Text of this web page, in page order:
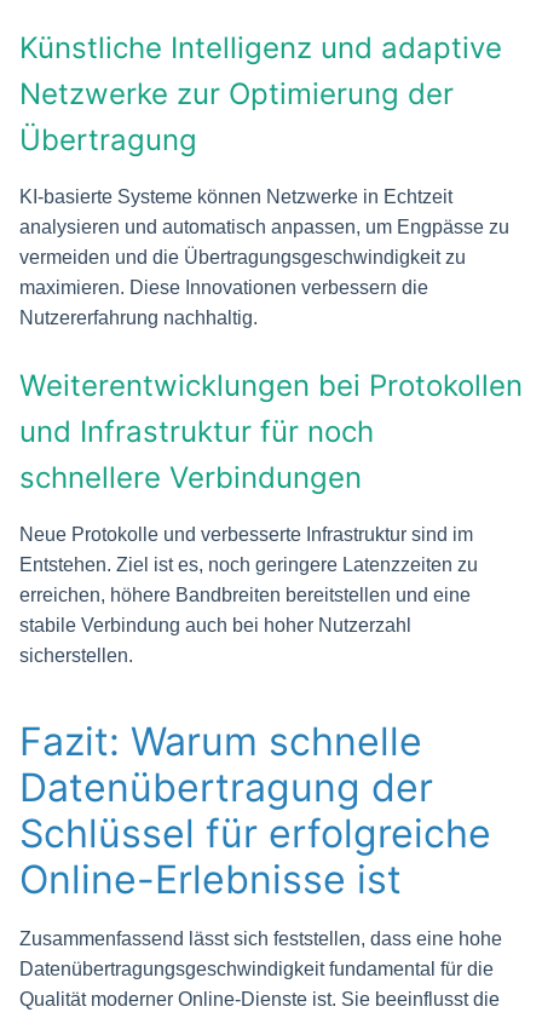
Künstliche Intelligenz und adaptive
Netzwerke zur Optimierung der
Übertragung
KI-basierte Systeme können Netzwerke in Echtzeit
analysieren und automatisch anpassen, um Engpässe zu
vermeiden und die Übertragungsgeschwindigkeit zu
maximieren. Diese Innovationen verbessern die
Nutzererfahrung nachhaltig.
Weiterentwicklungen bei Protokollen
und Infrastruktur für noch
schnellere Verbindungen
Neue Protokolle und verbesserte Infrastruktur sind im
Entstehen. Ziel ist es, noch geringere Latenzzeiten zu
erreichen, höhere Bandbreiten bereitstellen und eine
stabile Verbindung auch bei hoher Nutzerzahl
sicherstellen.
Fazit: Warum schnelle
Datenübertragung der
Schlüssel für erfolgreiche
Online-Erlebnisse ist
Zusammenfassend lässt sich feststellen, dass eine hohe
Datenübertragungsgeschwindigkeit fundamental für die
Qualität moderner Online-Dienste ist. Sie beeinflusst die